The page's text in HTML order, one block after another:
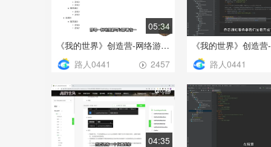
05:34
《我的世界》创造营-网络游戏开服教程之性能优化建议
2457
路人0441 路人0441
04:35